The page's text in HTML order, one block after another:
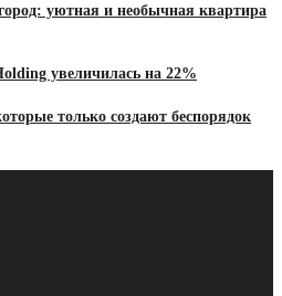
уютная и необычная квартира
увеличилась на 22%
только создают беспорядок